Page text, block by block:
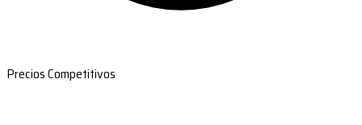
Precios Competitivos